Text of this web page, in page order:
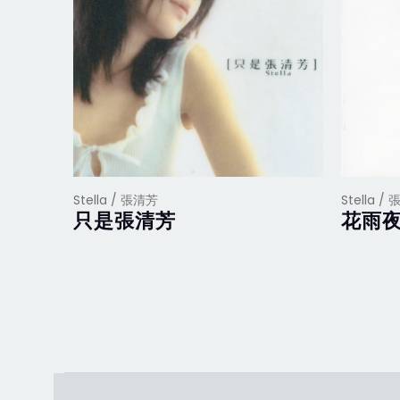
Stella / 張清芳
只是張清芳
Stella /
花雨